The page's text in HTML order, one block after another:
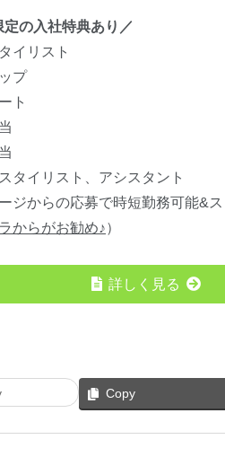
定の入社特典あり／
イリスト
プ
ト
タイリスト、アシスタント
ジからの応募で時短勤務可能&ス
からがお勧め♪）
詳しく見る
Copy